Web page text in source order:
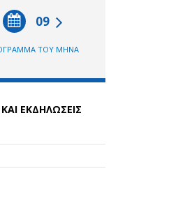
09
ΤΟΥ ΜΗΝΑ
ΕΚΔΗΛΩΣΕΙΣ